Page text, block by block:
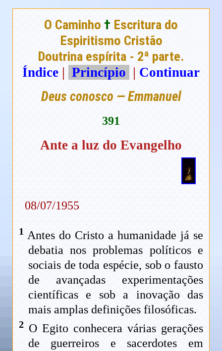
O Caminho † Escritura do
Espiritismo Cristão
Doutrina espírita - 2ª parte.
Índice | Princípio | Continuar
Deus conosco — Emmanuel
391
Ante a luz do Evangelho
08/07/1955
1 Antes do Cristo a humanidade já se
debatia nos problemas políticos e
sociais de toda espécie, sob o fausto
de avançadas experimentações
científicas e sob a inovação das
mais amplas definições filosóficas.
2 O Egito conhecera várias gerações
de guerreiros e sacerdotes em